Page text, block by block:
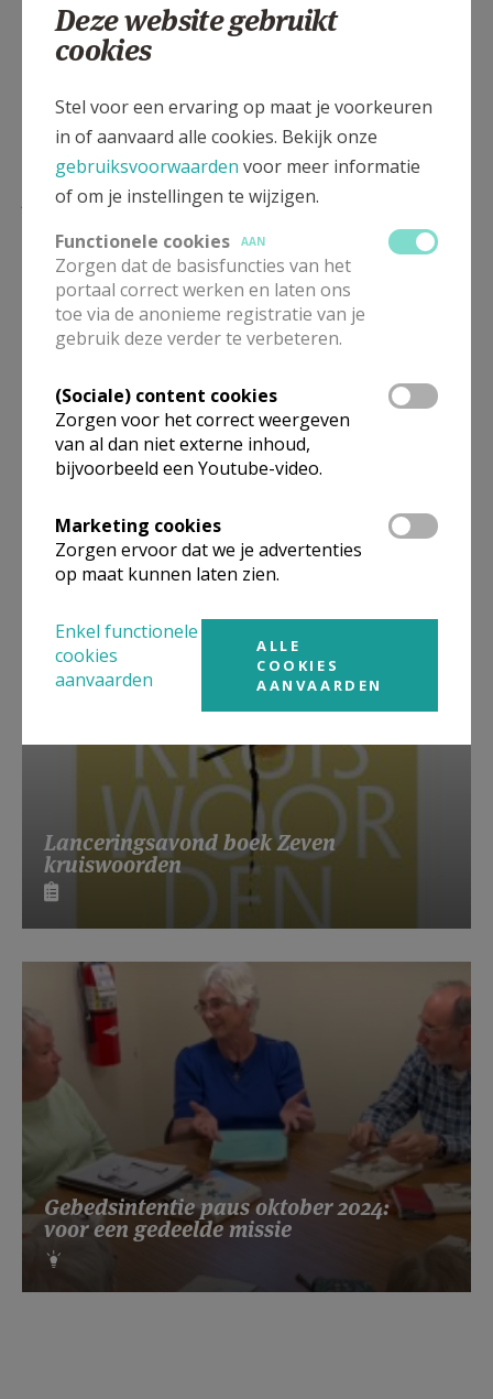
Stefaan Fonteyne - Coördinator Crisisfonds West-
Vlaanderen © Stefaan Fonteyne
Lees meer
Lanceringsavond boek Zeven
kruiswoorden
Gebedsintentie paus oktober 2024:
voor een gedeelde missie
Deze website gebruikt
cookies
Stel voor een ervaring op maat je voorkeuren
in of aanvaard alle cookies. Bekijk onze
gebruiksvoorwaarden voor meer informatie
of om je instellingen te wijzigen.
Functionele cookies
AAN
Zorgen dat de basisfuncties van het
portaal correct werken en laten ons
toe via de anonieme registratie van je
gebruik deze verder te verbeteren.
(Sociale) content cookies
Zorgen voor het correct weergeven
van al dan niet externe inhoud,
bijvoorbeeld een Youtube-video.
Marketing cookies
Zorgen ervoor dat we je advertenties
op maat kunnen laten zien.
Enkel functionele
cookies
aanvaarden
ALLE
COOKIES
AANVAARDEN